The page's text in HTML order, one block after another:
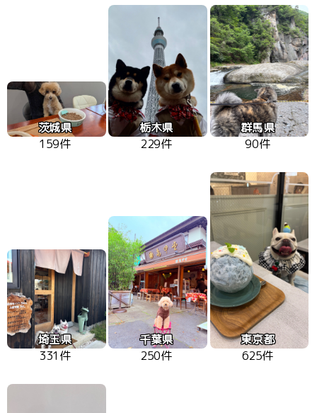
茨城県
159件
栃木県
229件
群馬県
90件
埼玉県
331件
千葉県
250件
東京都
625件